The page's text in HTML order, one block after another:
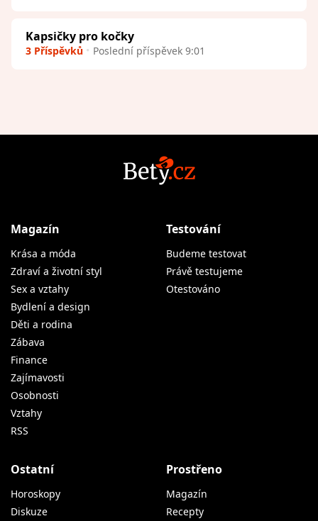
Kapsičky pro kočky
3 Příspěvků Poslední příspěvek 9:01
Magazín
Krása a móda
Zdraví a životní styl
Sex a vztahy
Bydlení a design
Děti a rodina
Zábava
Finance
Zajímavosti
Osobnosti
Vztahy
RSS
Testování
Budeme testovat
Právě testujeme
Otestováno
Ostatní
Horoskopy
Diskuze
Prostřeno
Magazín
Recepty